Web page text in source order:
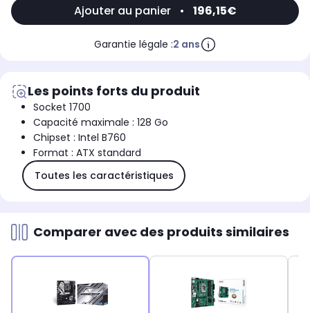
Ajouter au panier • 196,15€
Garantie légale :2 ans
Les points forts du produit
Socket 1700
Capacité maximale : 128 Go
Chipset : Intel B760
Format : ATX standard
Toutes les caractéristiques
Comparer avec des produits similaires